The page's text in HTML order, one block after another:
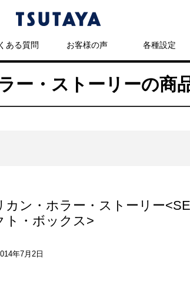
ある質問 お客様の声 各種設定
ー・ストーリーの商
カン・ホラー・ストーリー
ト・ボックス>
年7月2日